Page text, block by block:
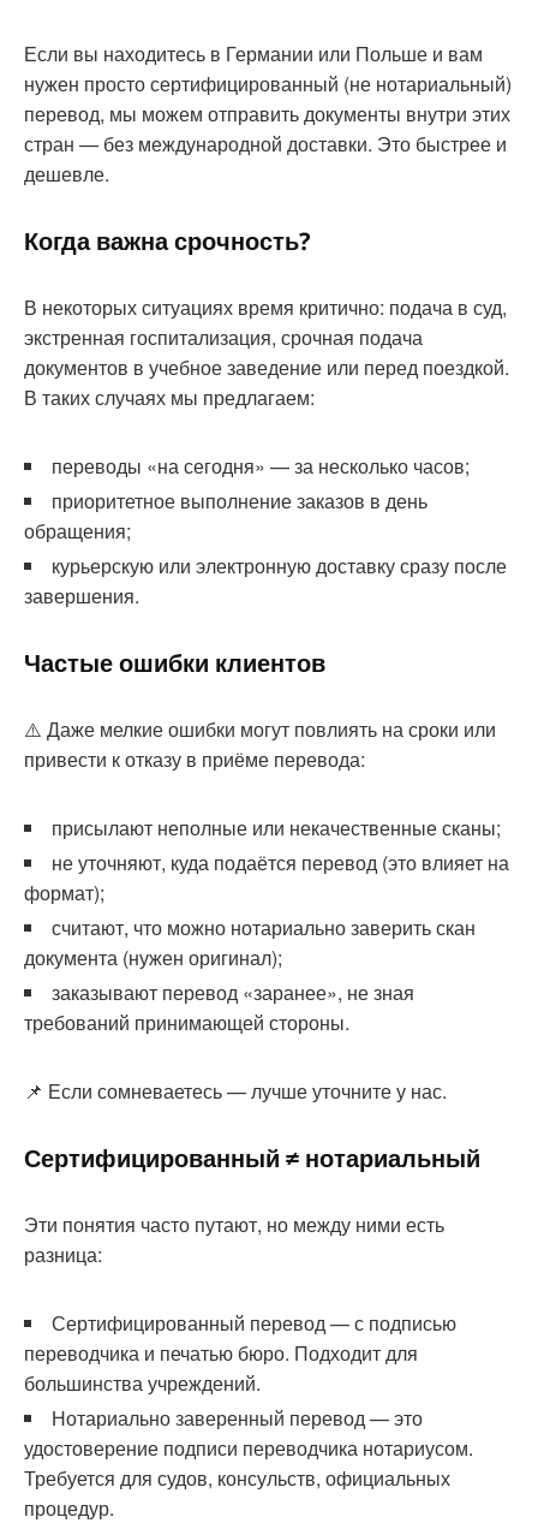
Если вы находитесь в Германии или Польше и вам
нужен просто сертифицированный (не нотариальный)
перевод, мы можем отправить документы внутри этих
стран — без международной доставки. Это быстрее и
дешевле.
Когда важна срочность?
В некоторых ситуациях время критично: подача в суд,
экстренная госпитализация, срочная подача
документов в учебное заведение или перед поездкой.
В таких случаях мы предлагаем:
переводы «на сегодня» — за несколько часов;
приоритетное выполнение заказов в день
обращения;
курьерскую или электронную доставку сразу после
завершения.
Частые ошибки клиентов
⚠️ Даже мелкие ошибки могут повлиять на сроки или
привести к отказу в приёме перевода:
присылают неполные или некачественные сканы;
не уточняют, куда подаётся перевод (это влияет на
формат);
считают, что можно нотариально заверить скан
документа (нужен оригинал);
заказывают перевод «заранее», не зная
требований принимающей стороны.
📌 Если сомневаетесь — лучше уточните у нас.
Сертифицированный ≠ нотариальный
Эти понятия часто путают, но между ними есть
разница:
Сертифицированный перевод — с подписью
переводчика и печатью бюро. Подходит для
большинства учреждений.
Нотариально заверенный перевод — это
удостоверение подписи переводчика нотариусом.
Требуется для судов, консульств, официальных
процедур.